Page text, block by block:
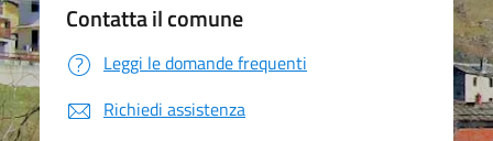
Contatta il comune
Leggi le domande frequenti
Richiedi assistenza